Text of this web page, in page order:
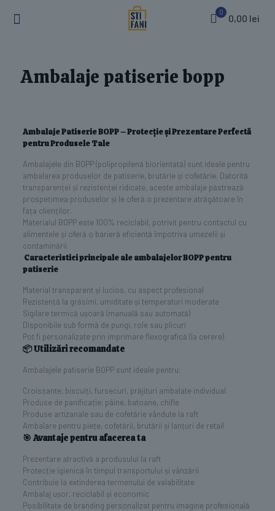
0
0,00 lei
Ambalaje patiserie bopp
Ambalaje Patiserie BOPP – Protecție și Prezentare Perfectă
pentru Produsele Tale
Ambalajele din BOPP (polipropilenă biorientată) sunt ideale pentru
ambalarea produselor de patiserie, brutărie și cofetărie. Datorită
transparenței și rezistenței ridicate, aceste ambalaje păstrează
prospețimea produselor și le oferă o prezentare atrăgătoare în
fața clienților.
Materialul BOPP este 100% reciclabil, potrivit pentru contactul cu
alimentele și oferă o barieră eficientă împotriva umezelii și
contaminării.
Caracteristici principale ale ambalajelor BOPP pentru
patiserie
Material transparent și lucios, cu aspect profesional
Rezistență la grăsimi, umiditate și temperaturi moderate
Sigilare termică ușoară (manuală sau automată)
Disponibile sub formă de pungi, role sau plicuri
Pot fi personalizate prin imprimare flexografică (la cerere)
📦 Utilizări recomandate
Ambalajele patiserie BOPP sunt ideale pentru:
Croissante, biscuiți, fursecuri, prăjituri ambalate individual
Produse de panificație: pâine, batoane, chifle
Produse artizanale sau de cofetărie vândute la raft
Ambalare pentru piețe, cofetării, brutării și lanțuri de retail
🎯 Avantaje pentru afacerea ta
Prezentare atractivă a produsului la raft
Protecție igienică în timpul transportului și vânzării
Contribuie la extinderea termenului de valabilitate
Ambalaj ușor, reciclabil și economic
Posibilitate de branding personalizat pentru imagine profesională